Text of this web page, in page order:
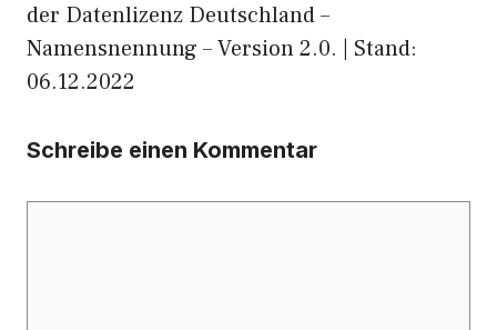
der Datenlizenz Deutschland –
Namensnennung – Version 2.0. | Stand:
06.12.2022
Schreibe einen Kommentar